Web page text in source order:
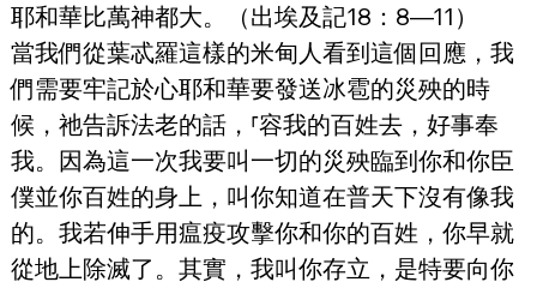
耶和華比萬神都大。（出埃及記18：8—11）
當我們從葉忒羅這樣的米甸人看到這個回應，我
們需要牢記於心耶和華要發送冰雹的災殃的時
候，祂告訴法老的話，⸢容我的百姓去，好事奉
我。因為這一次我要叫一切的災殃臨到你和你臣
僕並你百姓的身上，叫你知道在普天下沒有像我
的。我若伸手用瘟疫攻擊你和你的百姓，你早就
從地上除滅了。其實，我叫你存立，是特要向你